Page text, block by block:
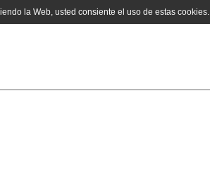
la Web, usted consiente el uso de estas cookies.